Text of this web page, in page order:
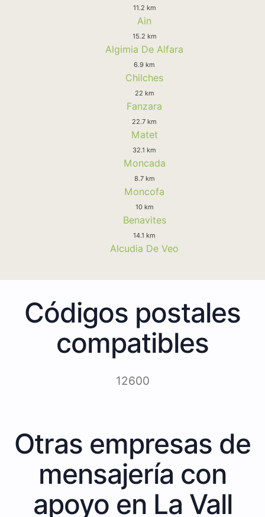
11.2 km
Ain
15.2 km
Algimia De Alfara
6.9 km
Chilches
22 km
Fanzara
22.7 km
Matet
32.1 km
Moncada
8.7 km
Moncofa
10 km
Benavites
14.1 km
Alcudia De Veo
Códigos postales
compatibles
12600
Otras empresas de
mensajería con
apoyo en La Vall